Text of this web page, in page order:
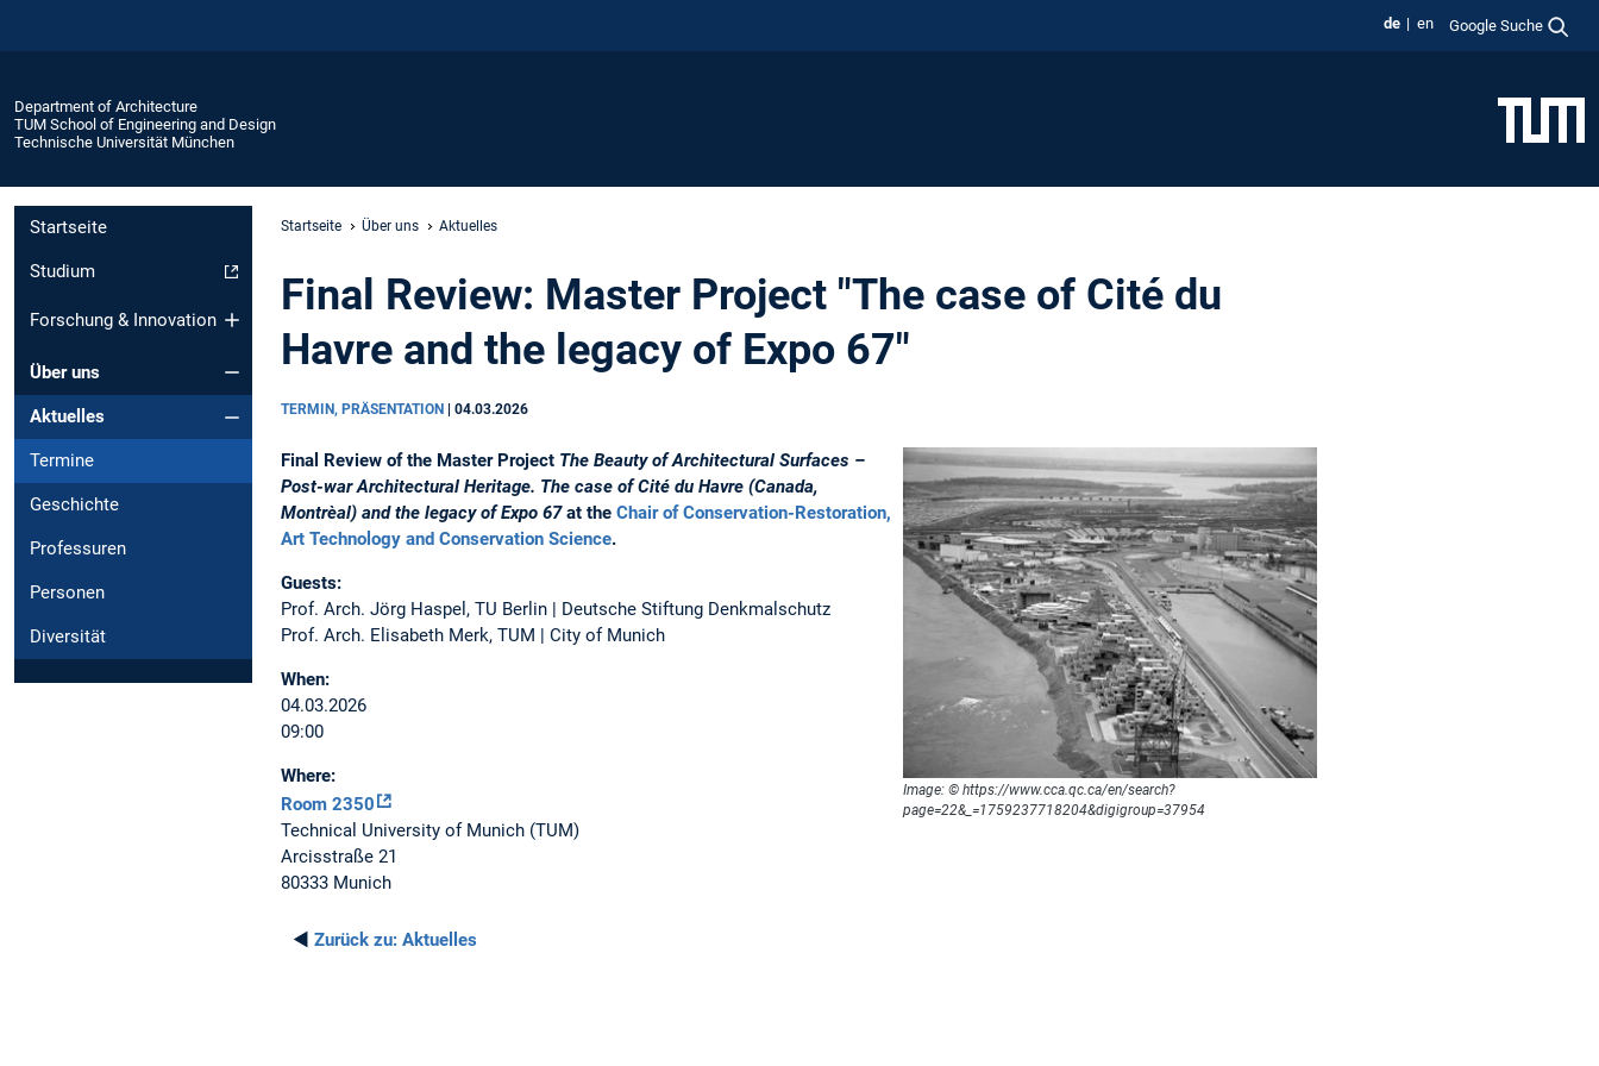
de en Google Suche
Department of Architecture
TUM School of Engineering and Design
Technische Universität München
Startseite
Studium
Forschung & Innovation
Über uns
Aktuelles
Termine
Geschichte
Professuren
Personen
Diversität
Startseite Über uns Aktuelles
Final Review: Master Project "The case of Cité du
Havre and the legacy of Expo 67"
TERMIN, PRÄSENTATION | 04.03.2026
Image: © https://www.cca.qc.ca/en/search?
page=22&_=1759237718204&digigroup=37954
Final Review of the Master Project The Beauty of Architectural Surfaces –
Post-war Architectural Heritage. The case of Cité du Havre (Canada,
Montrèal) and the legacy of Expo 67 at the Chair of Conservation-Restoration,
Art Technology and Conservation Science.
Guests:
Prof. Arch. Jörg Haspel, TU Berlin | Deutsche Stiftung Denkmalschutz
Prof. Arch. Elisabeth Merk, TUM | City of Munich
When:
04.03.2026
09:00
Where:
Room 2350
Technical University of Munich (TUM)
Arcisstraße 21
80333 Munich
◄ Zurück zu: Aktuelles